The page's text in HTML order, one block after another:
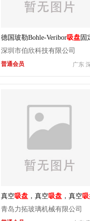
德国玻勒Bohle-Veribor吸盘固
搬运
深圳市伯欣科技有限公司
广东
普通会员
真空吸盘 ，真空吸盘 ，真空
青岛力拓玻璃机械有限公司